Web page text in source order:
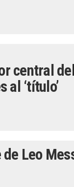
central
al ‘título’
Leo